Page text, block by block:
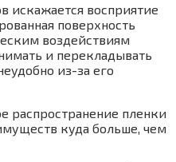
искажается восприятие
поверхность
воздействиям
и перекладывать
из-за его
распространение пленки
куда больше, чем